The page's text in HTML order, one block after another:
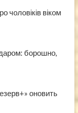
чоловіків віком
борошно,
оновить